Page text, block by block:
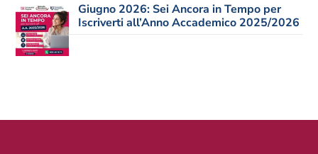
Giugno 2026: Sei Ancora in Tempo per
Iscriverti all’Anno Accademico 2025/2026